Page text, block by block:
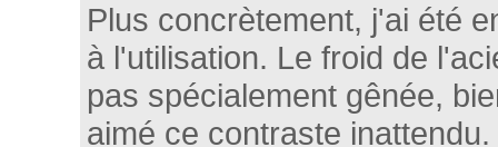
Plus concrètement, j'ai été
à l'utilisation. Le froid de
pas spécialement gênée,
aimé ce contraste